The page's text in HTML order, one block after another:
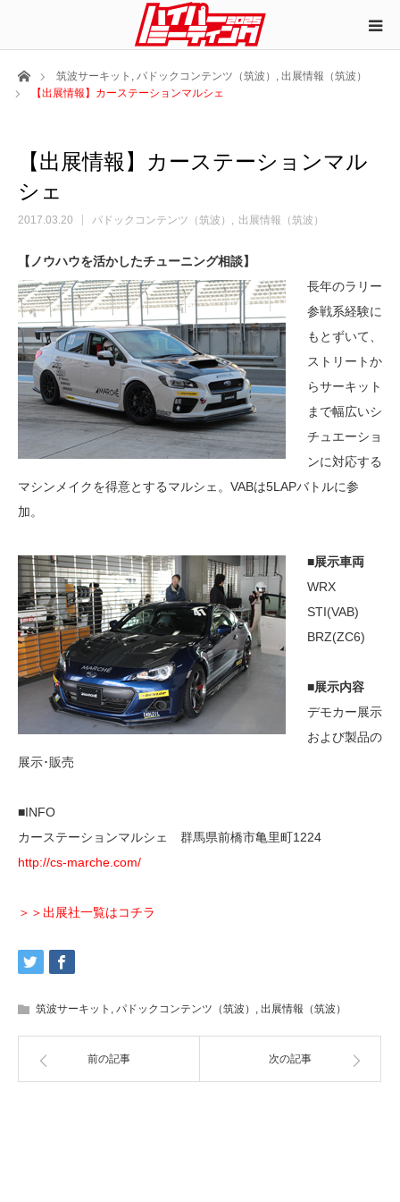
ホーム筑波サーキット , パドックコンテンツ（筑波） , 出展情報（筑波）
【出展情報】カーステーションマルシェ
【出展情報】カーステーションマル
シェ
2017.03.20 パドックコンテンツ（筑波） 出展情報（筑波）
【ノウハウを活かしたチューニング相談】
長年のラリー
参戦系経験に
もとずいて、
ストリートか
らサーキット
まで幅広いシ
チュエーショ
ンに対応する
マシンメイクを得意とするマルシェ。VABは5LAPバトルに参
加。
■展示車両
WRX
STI(VAB)
BRZ(ZC6)
■展示内容
デモカー展示
および製品の
展示･販売
■INFO
カーステーションマルシェ 群馬県前橋市亀里町1224
http://cs-marche.com/
＞＞出展社一覧はコチラ
筑波サーキット , パドックコンテンツ（筑波） , 出展情報（筑波）
前の記事 次の記事